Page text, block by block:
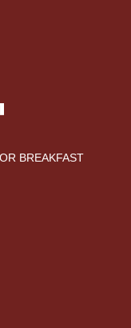
BREAKFAST